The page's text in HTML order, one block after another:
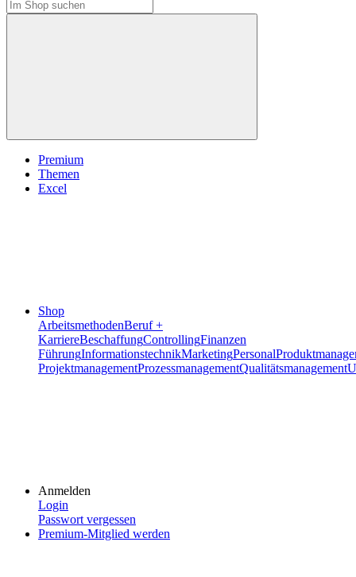
Premium
Themen
Excel
Shop
ArbeitsmethodenBeruf +
KarriereBeschaffungControllingFinanzen
FührungInformationstechnikMarketingPersonal
ProjektmanagementProzessmanagementQualitätsmanagement
Anmelden
Login
Passwort vergessen
Premium-Mitglied werden